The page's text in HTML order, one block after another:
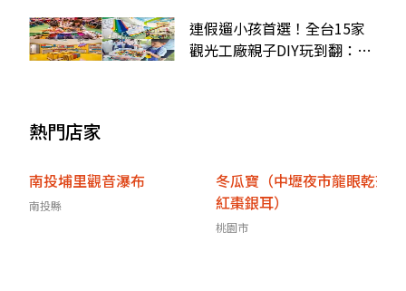
連假遛小孩首選！全台15家
觀光工廠親子DIY玩到翻：渲
熱門店家
南投埔里觀音瀑布
南投縣
冬瓜寶（中壢夜市龍眼乾茶
紅棗銀耳）
桃園市